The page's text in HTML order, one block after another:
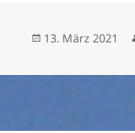
Veröffentlicht
13. März 2021